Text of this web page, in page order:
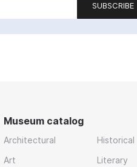
SUBSCRIBE
Museum catalog
Architectural
Art
Historical
Literary